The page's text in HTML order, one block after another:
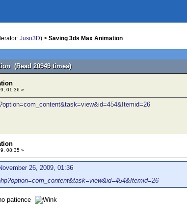
Juso3D) > Saving 3ds Max Animation
(Read 20949 times)
01:36 »
08:35 »
26, 2009, 01:36
patience